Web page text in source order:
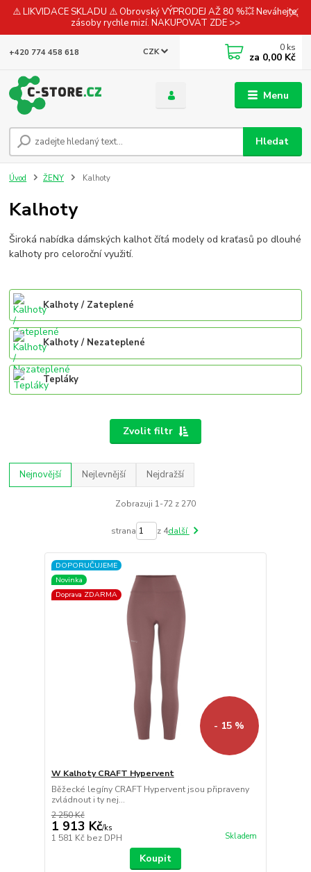
⚠️ LIKVIDACE SKLADU ⚠️ Obrovský VÝPRODEJ AŽ 80 %💥 Neváhejte,
zásoby rychle mizí. NAKUPOVAT ZDE >>
Menu
CZK
Hledat
+420 774 458 618 0 ks
za 0,00 Kč
Úvod ŽENY Kalhoty
Kalhoty
Široká nabídka dámských kalhot čítá modely od kraťasů po dlouhé
kalhoty pro celoroční využití.
Kalhoty / Zateplené
Kalhoty / Nezateplené
Tepláky
Zvolit filtr
Nejnovější Nejlevnější Nejdražší
Zobrazuji 1-72 z 270
strana z 4další
DOPORUČUJEME
Novinka
Doprava ZDARMA
- 15 %
W Kalhoty CRAFT Hypervent
Běžecké legíny CRAFT Hypervent jsou připraveny
zvládnout i ty nej...
2 250 Kč
1 913 Kč/ks
1 581 Kč bez DPH Skladem
Koupit